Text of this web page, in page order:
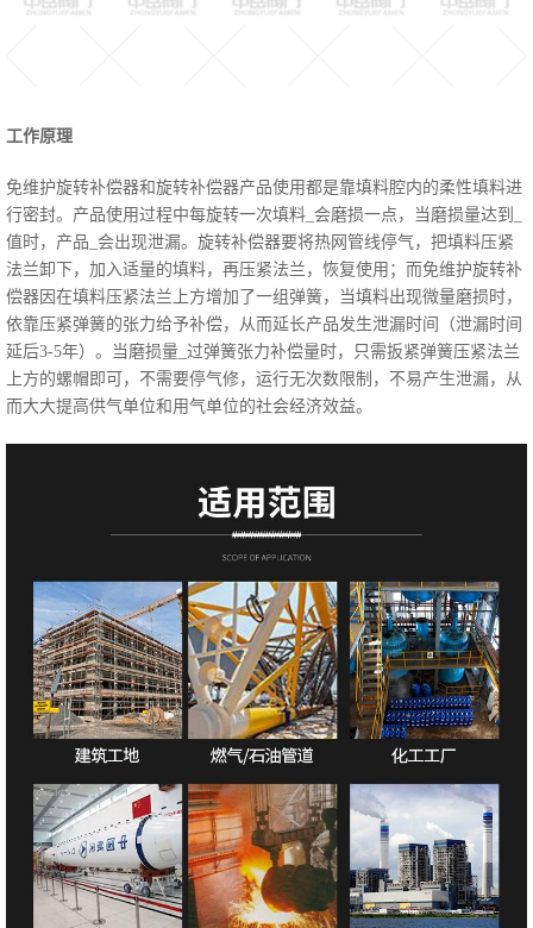
工作原理
免维护旋转补偿器和旋转补偿器产品使用都是靠填料腔内的柔性填料进
行密封。产品使用过程中每旋转一次填料_会磨损一点，当磨损量达到_
值时，产品_会出现泄漏。旋转补偿器要将热网管线停气，把填料压紧
法兰卸下，加入适量的填料，再压紧法兰，恢复使用；而免维护旋转补
偿器因在填料压紧法兰上方增加了一组弹簧，当填料出现微量磨损时，
依靠压紧弹簧的张力给予补偿，从而延长产品发生泄漏时间（泄漏时间
延后3-5年）。当磨损量_过弹簧张力补偿量时，只需扳紧弹簧压紧法兰
上方的螺帽即可，不需要停气修，运行无次数限制，不易产生泄漏，从
而大大提高供气单位和用气单位的社会经济效益。